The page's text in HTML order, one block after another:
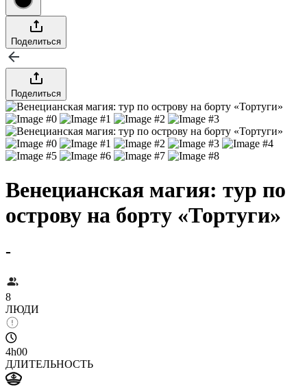
Поделиться
Поделиться
Венецианская магия: тур по
острову на борту «Тортуги»
-
8
ЛЮДИ
4h00
ДЛИТЕЛЬНОСТЬ